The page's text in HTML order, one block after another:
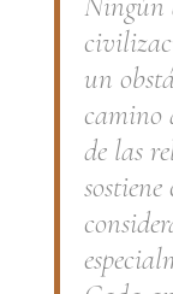
un
camino
de las